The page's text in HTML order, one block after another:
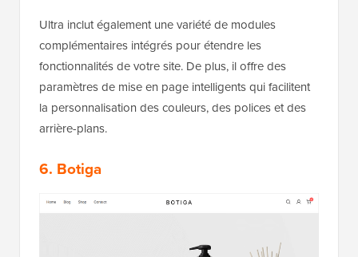
Ultra inclut également une variété de modules
complémentaires intégrés pour étendre les
fonctionnalités de votre site. De plus, il offre des
paramètres de mise en page intelligents qui facilitent
la personnalisation des couleurs, des polices et des
arrière-plans.
6. Botiga